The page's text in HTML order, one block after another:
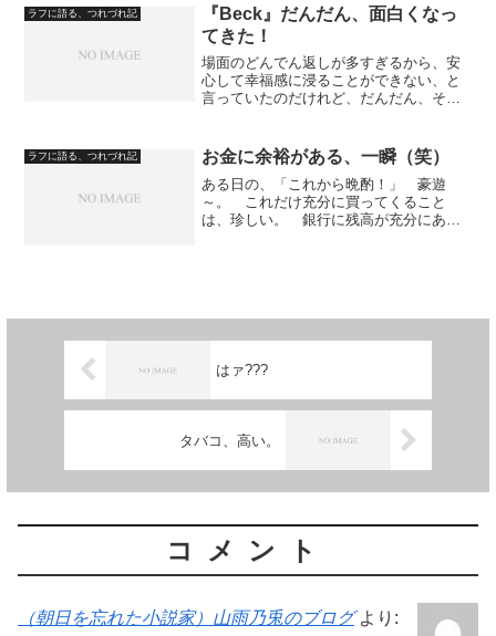
ト放送のGyaoで、稲川...
ラフに語る、つれづれ記
『Beck』だんだん、面白くなっ
てきた！
場面のどんでん返しが多すぎるから、安
心して幸福感に浸ることができない、と
言っていたのだけれど、だんだん、その
の気持ちになれて嬉しい。 しかも、こ
の『Beck』、再読に耐...
ラフに語る、つれづれ記 お金に余裕がある、一瞬（笑）
ある日の、「これから晩酌！」 豪遊
～。 これだけ充分に買ってくること
は、珍しい。 銀行に残高が充分にあっ
はァ???
タバコ、高い。
コメント
（朝日を忘れた小説家）山雨乃兎のブログ より: